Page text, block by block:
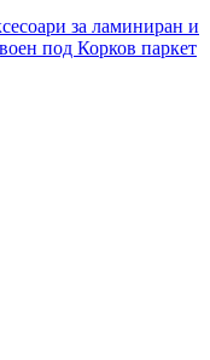
за ламиниран и
под Корков паркет